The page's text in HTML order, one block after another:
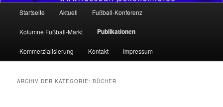
Zum
Inhalt
wechseln
Zum
sekundären
Inhalt
wechseln
Startseite Aktuell Fußball-Konferenz
Kolumne Fußball-Markt Publikationen
Kommerzialisierung Kontakt Impressum
ARCHIV DER KATEGORIE:BÜCHER